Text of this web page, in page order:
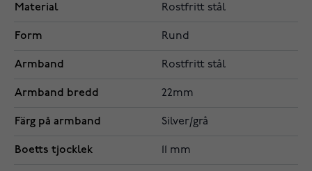
Material Rostfritt stål
Form Rund
Armband Rostfritt stål
Armband bredd 22mm
Färg på armband Silver/grå
Boetts tjocklek 11 mm